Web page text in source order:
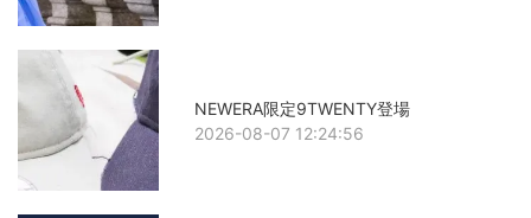
NEWERA限定9TWENTY登場
2026-08-07 12:24:56